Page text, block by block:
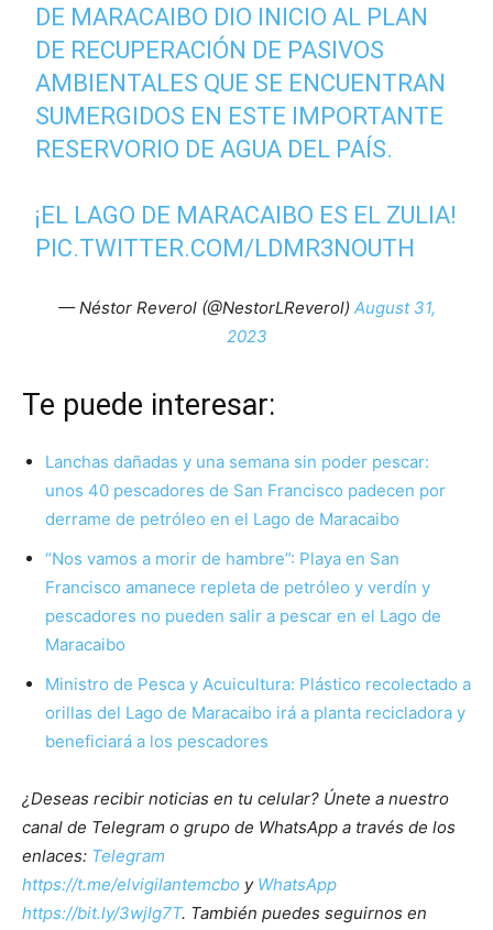
DE MARACAIBO DIO INICIO AL PLAN
DE RECUPERACIÓN DE PASIVOS
AMBIENTALES QUE SE ENCUENTRAN
SUMERGIDOS EN ESTE IMPORTANTE
RESERVORIO DE AGUA DEL PAÍS.
¡EL LAGO DE MARACAIBO ES EL ZULIA!
PIC.TWITTER.COM/LDMR3NOUTH
— Néstor Reverol (@NestorLReverol) August 31,
2023
Te puede interesar:
Lanchas dañadas y una semana sin poder pescar:
unos 40 pescadores de San Francisco padecen por
derrame de petróleo en el Lago de Maracaibo
“Nos vamos a morir de hambre”: Playa en San
Francisco amanece repleta de petróleo y verdín y
pescadores no pueden salir a pescar en el Lago de
Maracaibo
Ministro de Pesca y Acuicultura: Plástico recolectado a
orillas del Lago de Maracaibo irá a planta recicladora y
beneficiará a los pescadores
¿Deseas recibir noticias en tu celular? Únete a nuestro
canal de Telegram o grupo de WhatsApp a través de los
enlaces: Telegram
https://t.me/elvigilantemcbo y WhatsApp
https://bit.ly/3wjIg7T. También puedes seguirnos en